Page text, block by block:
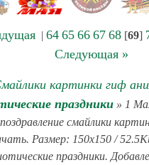
| 64 65 66 67 68[69]
Следующая »
картинки гиф
праздники » 1
смайлики
Размер: 150x150 /
праздники.